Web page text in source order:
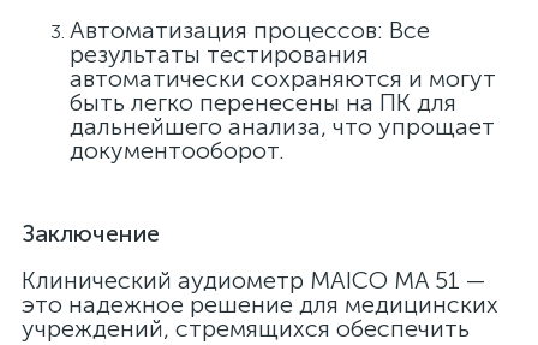
Автоматизация процессов: Все
результаты тестирования
автоматически сохраняются и могут
быть легко перенесены на ПК для
дальнейшего анализа, что упрощает
документооборот.
Заключение
Клинический аудиометр MAICO MA 51 —
это надежное решение для медицинских
учреждений, стремящихся обеспечить